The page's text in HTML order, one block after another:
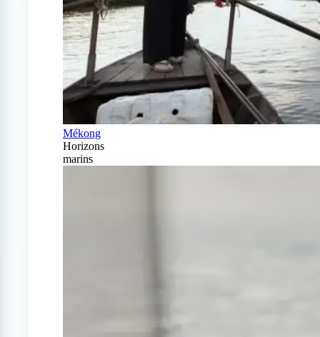
Mékong
Horizons
marins